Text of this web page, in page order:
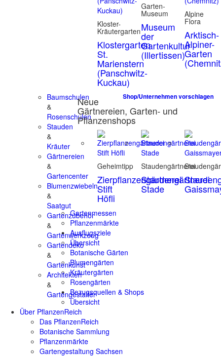
Kloster-
Kräutergarten
Klostergarten
St.
Marienstern
(Panschwitz-
Kuckau)
Garten-
Museum
Museum
der
Gartenkultur
(Illertissen)
Alpine
Flora
Arktisch-
Alpiner-
Garten
Baumschulen
&
Rosenschulen
Stauden
&
Kräuter
Gärtnereien
&
Gartencenter
Blumenzwiebeln
&
Saatgut
Gartenzubehör
&
Gartenwerkzeug
Gartendeko
&
Gartenkunst
Architekten
&
Gartengestalter
Shop/Unternehmen vorschlagen
Neue
Gärtnereien, Garten- und
Pflanzenshops
Geheimtipp
Zierpflanzengärtnerei
Stift
Höfli
Staudengärtnerei
Staudengärtnerei
Stade
Gartenmessen
Pflanzenmärkte
Ausflugsziele
Übersicht
Botanische Gärten
Blumengärten
Kräutergärten
Rosengärten
Bezugsquellen & Shops
Übersicht
Über PflanzenReich
Das PflanzenReich
Botanische Sammlung
Pflanzenmärkte
Gartengestaltung Sachsen